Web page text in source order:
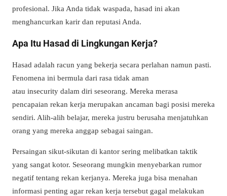
profesional. Jika Anda tidak waspada, hasad ini akan
menghancurkan karir dan reputasi Anda.
Apa Itu Hasad di Lingkungan Kerja?
Hasad adalah racun yang bekerja secara perlahan namun pasti.
Fenomena ini bermula dari rasa tidak aman
atau insecurity dalam diri seseorang. Mereka merasa
pencapaian rekan kerja merupakan ancaman bagi posisi mereka
sendiri. Alih-alih belajar, mereka justru berusaha menjatuhkan
orang yang mereka anggap sebagai saingan.
Persaingan sikut-sikutan di kantor sering melibatkan taktik
yang sangat kotor. Seseorang mungkin menyebarkan rumor
negatif tentang rekan kerjanya. Mereka juga bisa menahan
informasi penting agar rekan kerja tersebut gagal melakukan